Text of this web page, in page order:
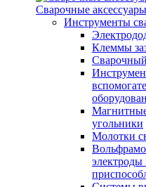
Сварочные аксессуары
Инструменты
Клеммы
угольники
Молотки
электроды